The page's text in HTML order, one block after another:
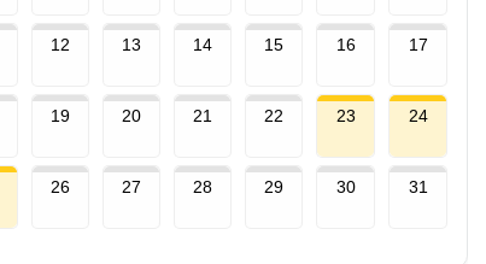
12 13 14 15 16 17
19 20 21 22 23 24
26 27 28 29 30 31